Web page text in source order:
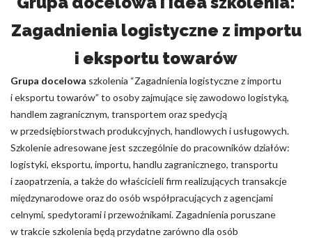
Zagadnienia logistyczne z importu
i eksportu towarów
Grupa docelowa szkolenia “Zagadnienia logistyczne z importu
i eksportu towarów” to osoby zajmujące się zawodowo logistyką,
handlem zagranicznym, transportem oraz spedycją
w przedsiębiorstwach produkcyjnych, handlowych i usługowych.
Szkolenie adresowane jest szczególnie do pracowników działów:
logistyki, eksportu, importu, handlu zagranicznego, transportu
i zaopatrzenia, a także do właścicieli firm realizujących transakcje
międzynarodowe oraz do osób współpracujących z agencjami
celnymi, spedytorami i przewoźnikami. Zagadnienia poruszane
w trakcie szkolenia będą przydatne zarówno dla osób